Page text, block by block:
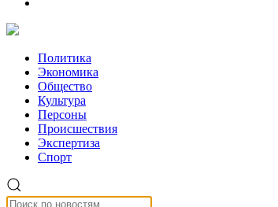
Политика
Экономика
Общество
Культура
Персоны
Происшествия
Экспертиза
Спорт